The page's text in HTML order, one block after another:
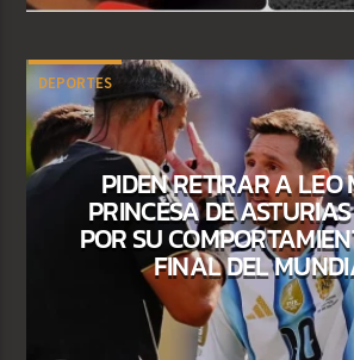
DEPORTES
PIDEN RETIRAR A LEO
PRINCESA DE
POR SU
FINAL DEL